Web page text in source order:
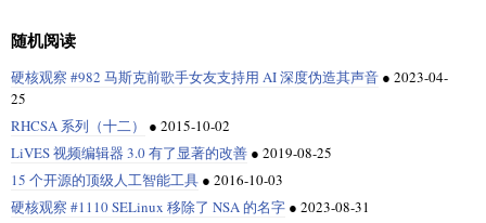
随机阅读
硬核观察 #982 马斯克前歌手女友支持用 AI 深度伪造其声音 ● 2023-04-
25
RHCSA 系列（十二）
● 2015-10-02
LiVES 视频编辑器 3.0 有了显著的改善 ● 2019-08-25
15 个开源的顶级人工智能工具 ● 2016-10-03
硬核观察 #1110 SELinux 移除了 NSA 的名字 ● 2023-08-31